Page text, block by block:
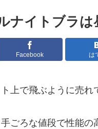
ナイトブラは
Facebook は
上で飛ぶように売れ
ごろな値段で性能